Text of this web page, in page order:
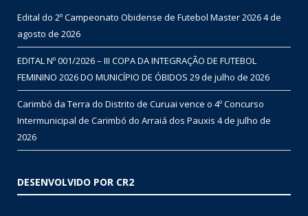
Edital do 2º Campeonato Obidense de Futebol Master 20264 de
agosto de 2026
EDITAL Nº 001/2026 – III COPA DA INTEGRAÇÃO DE FUTEBOL
FEMININO 2026 DO MUNICÍPIO DE ÓBIDOS 29 de julho de 2026
Carimbó da Terra do Distrito de Curuai vence o 4º Concurso
Intermunicipal de Carimbó do Arraiá dos Pauxis 4 de julho de
2026
DESENVOLVIDO POR CR2